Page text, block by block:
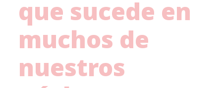
que sucede en
muchos de
nuestros